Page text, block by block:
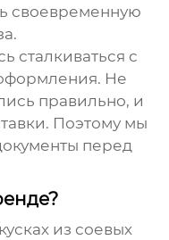
своевременную
сталкиваться с
Не
правильно, и
Поэтому мы
перед
из соевых